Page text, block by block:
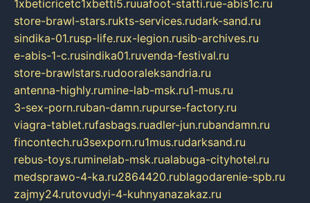
1xbeticricetc1xbetti5.ruuafoot-statti.rue-abis1c.ru
store-brawl-stars.rukts-services.rudark-sand.ru
sindika-01.rusp-life.rux-legion.rusib-archives.ru
e-abis-1-c.rusindika01.ruvenda-festival.ru
store-brawlstars.rudooraleksandria.ru
antenna-highly.rumine-lab-msk.ru1-mus.ru
3-sex-porn.ruban-damn.rupurse-factory.ru
viagra-tablet.rufasbags.ruadler-jun.rubandamn.ru
fincontech.ru3sexporn.ru1mus.rudarksand.ru
rebus-toys.ruminelab-msk.rualabuga-cityhotel.ru
medsprawo-4-ka.ru2864420.rublagodarenie-spb.ru
zajmy24.rutovudyi-4-kuhnyanazakaz.ru